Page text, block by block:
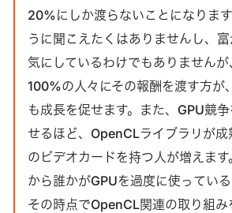
20%にしか渡らないことになりま
うに聞こえたくはありませんし、
気にしているわけでもありません
100%の人々にその報酬を渡す方が
も成長を促せます。また、GPU競
せるほど、OpenCLライブラリが
のビデオカードを持つ人が増えま
から誰かがGPUを過度に使っている
その時点でOpenCL関連の取り組み